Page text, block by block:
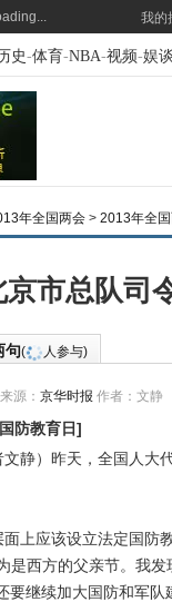
我的
史-体育-NBA-视频-娱谈
年全国两会 > 2013年全
市总队司
句( 人参与)
来源： 京华时报 作者：文静
防教育日]
）昨天，全国人大
应该设立法定国防教
是西方的父亲节。我
要继续加大国防和军